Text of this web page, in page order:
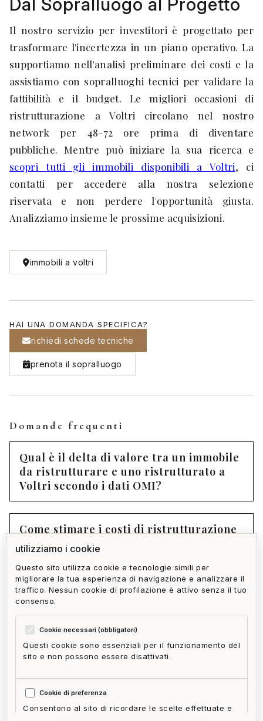
Il nostro servizio per investitori è progettato per
trasformare l'incertezza in un piano operativo. La
supportiamo nell'analisi preliminare dei costi e la
assistiamo con sopralluoghi tecnici per validare la
fattibilità e il budget. Le migliori occasioni di
ristrutturazione a Voltri circolano nel nostro
network per 48-72 ore prima di diventare
pubbliche. Mentre può iniziare la sua ricerca e
scopri tutti gli immobili disponibili a Voltri, ci
contatti per accedere alla nostra selezione
riservata e non perdere l'opportunità giusta.
Analizziamo insieme le prossime acquisizioni.
immobili a voltri
HAI UNA DOMANDA SPECIFICA?
richiedi schede tecniche
prenota il sopralluogo
Domande frequenti
Qual è il delta di valore tra un immobile
da ristrutturare e uno ristrutturato a
Voltri secondo i dati OMI?
Come stimare i costi di ristrutturazione
prima di fare un'offerta?
Quali permessi edilizi servono per una
ristrutturazione integrale a Voltri?
McFrancis
mappa del sito
utilizziamo i cookie
Questo sito utilizza cookie e tecnologie simili per
migliorare la tua esperienza di navigazione e analizzare il
traffico. Nessun cookie di profilazione è attivo senza il tuo
consenso.
Cookie necessari (obbligatori)
Questi cookie sono essenziali per il funzionamento del
sito e non possono essere disattivati.
Cookie di preferenza
Consentono al sito di ricordare le scelte effettuate e